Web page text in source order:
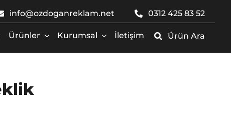
info@ozdoganreklam.net 0312 425 83 52
Ürünler Kurumsal İletişim Ürün Ara